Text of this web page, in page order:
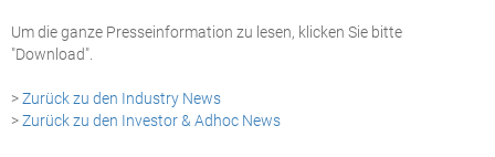
Um die ganze Presseinformation zu lesen, klicken Sie bitte
"Download".
>Zurück zu den Industry News
>Zurück zu den Investor & Adhoc News